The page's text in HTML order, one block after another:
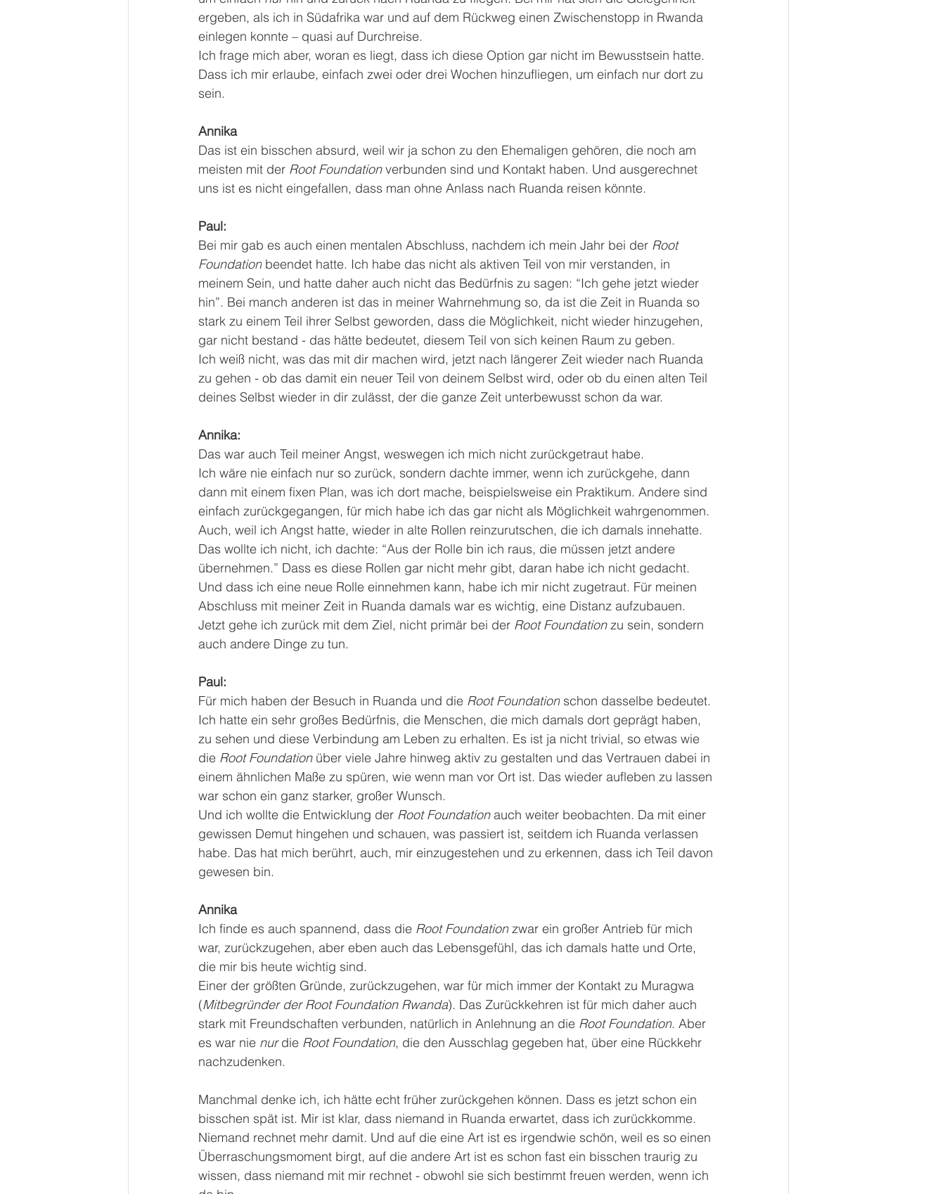
ergeben, als ich in Südafrika war und auf dem Rückweg einen Zwischenstopp in Rwanda
einlegen konnte – quasi auf Durchreise.
Ich frage mich aber, woran es liegt, dass ich diese Option gar nicht im Bewusstsein hatte.
Dass ich mir erlaube, einfach zwei oder drei Wochen hinzufliegen, um einfach nur dort zu
sein.
Annika
Das ist ein bisschen absurd, weil wir ja schon zu den Ehemaligen gehören, die noch am
meisten mit der Root Foundation verbunden sind und Kontakt haben. Und ausgerechnet
uns ist es nicht eingefallen, dass man ohne Anlass nach Ruanda reisen könnte.
Paul:
Bei mir gab es auch einen mentalen Abschluss, nachdem ich mein Jahr bei der Root
Foundation beendet hatte. Ich habe das nicht als aktiven Teil von mir verstanden, in
meinem Sein, und hatte daher auch nicht das Bedürfnis zu sagen: “Ich gehe jetzt wieder
hin”. Bei manch anderen ist das in meiner Wahrnehmung so, da ist die Zeit in Ruanda so
stark zu einem Teil ihrer Selbst geworden, dass die Möglichkeit, nicht wieder hinzugehen,
gar nicht bestand - das hätte bedeutet, diesem Teil von sich keinen Raum zu geben.
Ich weiß nicht, was das mit dir machen wird, jetzt nach längerer Zeit wieder nach Ruanda
zu gehen - ob das damit ein neuer Teil von deinem Selbst wird, oder ob du einen alten Teil
deines Selbst wieder in dir zulässt, der die ganze Zeit unterbewusst schon da war.
Annika:
Das war auch Teil meiner Angst, weswegen ich mich nicht zurückgetraut habe.
Ich wäre nie einfach nur so zurück, sondern dachte immer, wenn ich zurückgehe, dann
dann mit einem fixen Plan, was ich dort mache, beispielsweise ein Praktikum. Andere sind
einfach zurückgegangen, für mich habe ich das gar nicht als Möglichkeit wahrgenommen.
Auch, weil ich Angst hatte, wieder in alte Rollen reinzurutschen, die ich damals innehatte.
Das wollte ich nicht, ich dachte: “Aus der Rolle bin ich raus, die müssen jetzt andere
übernehmen.” Dass es diese Rollen gar nicht mehr gibt, daran habe ich nicht gedacht.
Und dass ich eine neue Rolle einnehmen kann, habe ich mir nicht zugetraut. Für meinen
Abschluss mit meiner Zeit in Ruanda damals war es wichtig, eine Distanz aufzubauen.
Jetzt gehe ich zurück mit dem Ziel, nicht primär bei der Root Foundation zu sein, sondern
auch andere Dinge zu tun.
Paul:
Für mich haben der Besuch in Ruanda und die Root Foundation schon dasselbe bedeutet.
Ich hatte ein sehr großes Bedürfnis, die Menschen, die mich damals dort geprägt haben,
zu sehen und diese Verbindung am Leben zu erhalten. Es ist ja nicht trivial, so etwas wie
die Root Foundation über viele Jahre hinweg aktiv zu gestalten und das Vertrauen dabei in
einem ähnlichen Maße zu spüren, wie wenn man vor Ort ist. Das wieder aufleben zu lassen
war schon ein ganz starker, großer Wunsch.
Und ich wollte die Entwicklung der Root Foundation auch weiter beobachten. Da mit einer
gewissen Demut hingehen und schauen, was passiert ist, seitdem ich Ruanda verlassen
habe. Das hat mich berührt, auch, mir einzugestehen und zu erkennen, dass ich Teil davon
gewesen bin.
Annika
Ich finde es auch spannend, dass die Root Foundation zwar ein großer Antrieb für mich
war, zurückzugehen, aber eben auch das Lebensgefühl, das ich damals hatte und Orte,
die mir bis heute wichtig sind.
Einer der größten Gründe, zurückzugehen, war für mich immer der Kontakt zu Muragwa
(Mitbegründer der Root Foundation Rwanda). Das Zurückkehren ist für mich daher auch
stark mit Freundschaften verbunden, natürlich in Anlehnung an die Root Foundation. Aber
es war nie nur die Root Foundation, die den Ausschlag gegeben hat, über eine Rückkehr
nachzudenken.
Manchmal denke ich, ich hätte echt früher zurückgehen können. Dass es jetzt schon ein
bisschen spät ist. Mir ist klar, dass niemand in Ruanda erwartet, dass ich zurückkomme.
Niemand rechnet mehr damit. Und auf die eine Art ist es irgendwie schön, weil es so einen
Überraschungsmoment birgt, auf die andere Art ist es schon fast ein bisschen traurig zu
wissen, dass niemand mit mir rechnet - obwohl sie sich bestimmt freuen werden, wenn ich